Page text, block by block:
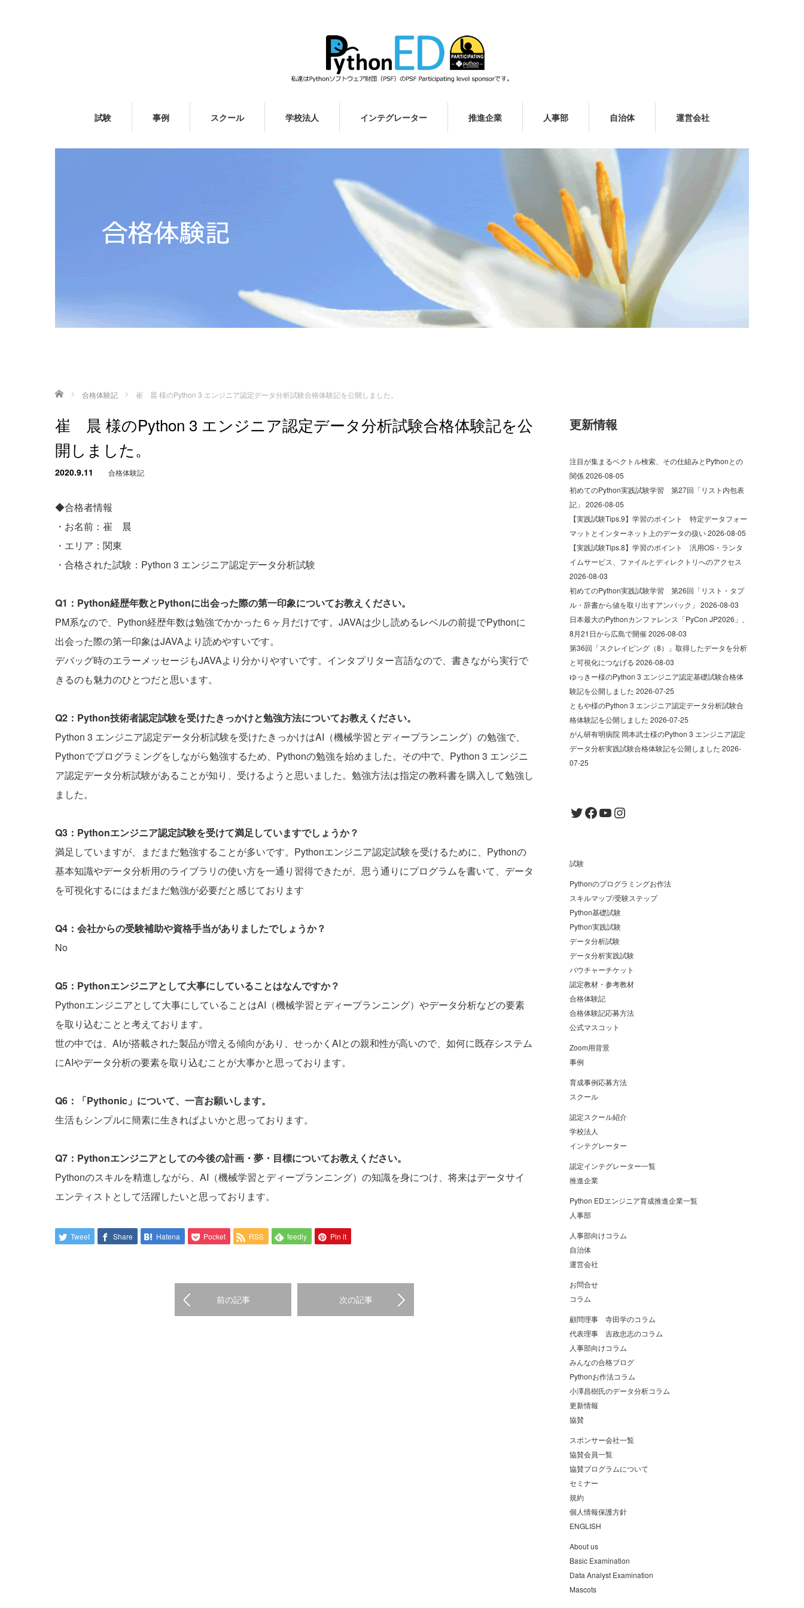
試験 事例 スクール 学校法人 インテグレーター 推進企業 人事部 自治体 運営会社
ホーム 合格体験記 崔 晨 様のPython 3 エンジニア認定データ分析試験合格体験記を公開しました。
崔 晨 様のPython 3 エンジニア認定データ分析試験合格体験記を公
開しました。
2020.9.11 合格体験記
◆合格者情報
・お名前：崔 晨
・エリア：関東
・合格された試験：Python 3 エンジニア認定データ分析試験
Q1：Python経歴年数とPythonに出会った際の第一印象についてお教えください。
PM系なので、Python経歴年数は勉強でかかった６ヶ月だけです。JAVAは少し読めるレベルの前提でPythonに
出会った際の第一印象はJAVAより読めやすいです。
デバッグ時のエラーメッセージもJAVAより分かりやすいです。インタプリター言語なので、書きながら実行で
きるのも魅力のひとつだと思います。
Q2：Python技術者認定試験を受けたきっかけと勉強方法についてお教えください。
Python 3 エンジニア認定データ分析試験を受けたきっかけはAI（機械学習とディープランニング）の勉強で、
Pythonでプログラミングをしながら勉強するため、Pythonの勉強を始めました。その中で、Python 3 エンジニ
ア認定データ分析試験があることが知り、受けるようと思いました。勉強方法は指定の教科書を購入して勉強し
ました。
Q3：Pythonエンジニア認定試験を受けて満足していますでしょうか？
満足していますが、まだまだ勉強することが多いです。Pythonエンジニア認定試験を受けるために、Pythonの
基本知識やデータ分析用のライブラリの使い方を一通り習得できたが、思う通りにプログラムを書いて、データ
を可視化するにはまだまだ勉強が必要だと感じております
Q4：会社からの受験補助や資格手当がありましたでしょうか？
No
Q5：Pythonエンジニアとして大事にしていることはなんですか？
Pythonエンジニアとして大事にしていることはAI（機械学習とディープランニング）やデータ分析などの要素
を取り込むことと考えております。
世の中では、AIが搭載された製品が増える傾向があり、せっかくAIとの親和性が高いので、如何に既存システム
にAIやデータ分析の要素を取り込むことが大事かと思っております。
Q6：「Pythonic」について、一言お願いします。
生活もシンプルに簡素に生きればよいかと思っております。
Q7：Pythonエンジニアとしての今後の計画・夢・目標についてお教えください。
Pythonのスキルを精進しながら、AI（機械学習とディープランニング）の知識を身につけ、将来はデータサイ
エンティストとして活躍したいと思っております。
Tweet Share Hatena Pocket RSS feedly Pin it
前の記事 次の記事
更新情報
注目が集まるベクトル検索、その仕組みとPythonとの
関係2026-08-05
初めてのPython実践試験学習 第27回「リスト内包表
記」 2026-08-05
【実践試験Tips.9】学習のポイント 特定データフォー
マットとインターネット上のデータの扱い2026-08-05
【実践試験Tips.8】学習のポイント 汎用OS・ランタ
イムサービス、ファイルとディレクトリへのアクセス
2026-08-03
初めてのPython実践試験学習 第26回「リスト・タプ
ル・辞書から値を取り出すアンパック」 2026-08-03
日本最大のPythonカンファレンス「PyCon JP2026」、
8月21日から広島で開催2026-08-03
第36回「スクレイピング（8）」取得したデータを分析
と可視化につなげる 2026-08-03
ゆっきー様のPython 3 エンジニア認定基礎試験合格体
験記を公開しました 2026-07-25
ともや様のPython 3 エンジニア認定データ分析試験合
格体験記を公開しました 2026-07-25
がん研有明病院 岡本武士様のPython 3 エンジニア認定
データ分析実践試験合格体験記を公開しました 2026-
07-25
Twitter
Facebook
YouTube
Instagram
試験
Pythonのプログラミングお作法
スキルマップ/受験ステップ
Python基礎試験
Python実践試験
データ分析試験
データ分析実践試験
バウチャーチケット
認定教材・参考教材
合格体験記
合格体験記応募方法
公式マスコット
Zoom用背景
事例
育成事例応募方法
スクール
認定スクール紹介
学校法人
インテグレーター
認定インテグレーター一覧
推進企業
Python EDエンジニア育成推進企業一覧
人事部
人事部向けコラム
自治体
運営会社
お問合せ
コラム
顧問理事 寺田学のコラム
代表理事 吉政忠志のコラム
人事部向けコラム
みんなの合格ブログ
Pythonお作法コラム
小澤昌樹氏のデータ分析コラム
更新情報
協賛
スポンサー会社一覧
協賛会員一覧
協賛プログラムについて
セミナー
規約
個人情報保護方針
ENGLISH
About us
Basic Examination
Data Analyst Examination
Mascots